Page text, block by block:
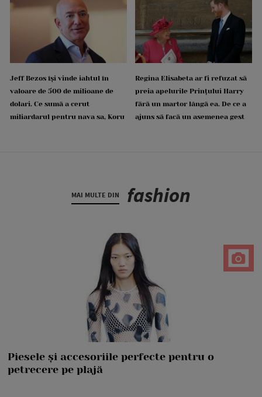
Jeff Bezos își vinde iahtul în
valoare de 500 de milioane de
dolari. Ce sumă a cerut
miliardarul pentru nava sa, Koru
Regina Elisabeta ar fi refuzat să
preia apelurile Prințului Harry
fără un martor lângă ea. De ce a
ajuns să facă un asemenea gest
MAI MULTE DIN fashion
Piesele și accesoriile perfecte pentru o
petrecere pe plajă